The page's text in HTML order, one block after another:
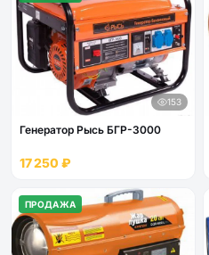
153
Генератор Рысь БГР-3000
17 250 ₽
ПРОДАЖА